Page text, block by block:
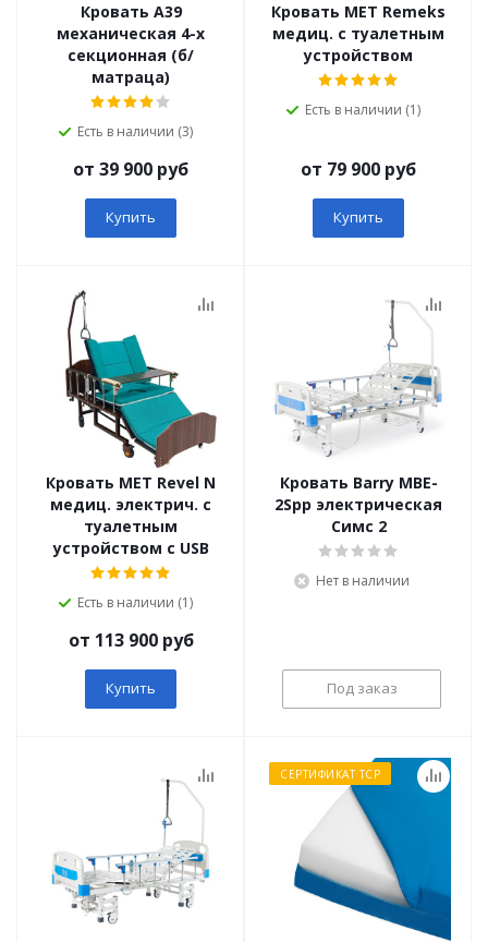
Кровать А39
механическая 4-х
секционная (б/
матраца)
Есть в наличии (3)
от 39 900 руб
Купить
Кровать MET Remeks
медиц. с туалетным
устройством
Есть в наличии (1)
от 79 900 руб
Купить
Кровать MET Revel N
медиц. электрич. с
туалетным
устройством с USB
Есть в наличии (1)
от 113 900 руб
Купить
Кровать Barry MBE-
2Spp электрическая
Симс 2
Нет в наличии
Под заказ
СЕРТИФИКАТ ТСР